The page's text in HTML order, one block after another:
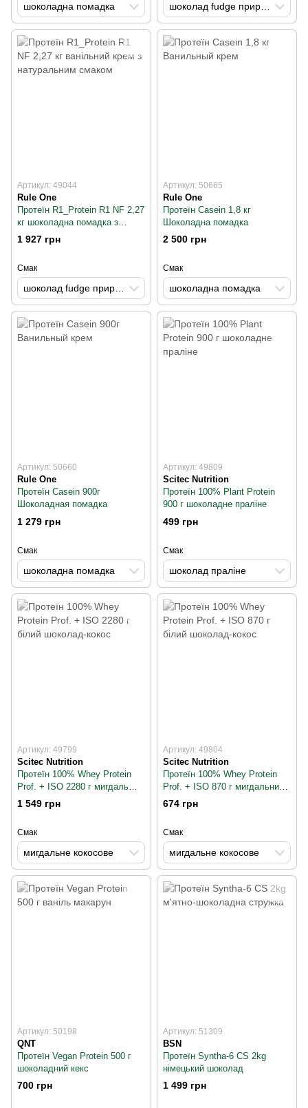
шоколадна помадка шоколад fudge природно ароматизований
Артикул: 49044
Rule One
Протеїн R1_Protein R1 NF 2,27
кг шоколадна помадка з
натуральним смаком
1 927 грн
Смак
шоколад fudge природно ароматизований
Артикул: 50665
Rule One
Протеїн Casein 1,8 кг
Шоколадна помадка
2 500 грн
Смак
шоколадна помадка
Артикул: 50660
Rule One
Протеїн Casein 900г
Шоколадная помадка
1 279 грн
Смак
шоколадна помадка
Артикул: 49809
Scitec Nutrition
Протеїн 100% Plant Protein
900 г шоколадне праліне
499 грн
Смак
шоколад праліне
Артикул: 49799
Scitec Nutrition
Протеїн 100% Whey Protein
Prof. + ISO 2280 г мигдаль
кокос
1 549 грн
Смак
мигдальне кокосове
Артикул: 49804
Scitec Nutrition
Протеїн 100% Whey Protein
Prof. + ISO 870 г мигдальний
шоколад
674 грн
Смак
мигдальне кокосове
Артикул: 50198
QNT
Протеїн Vegan Protein 500 г
шоколадний кекс
700 грн
Артикул: 51309
BSN
Протеїн Syntha-6 CS 2kg
німецький шоколад
1 499 грн